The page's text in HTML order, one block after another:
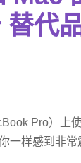
代
Pro）上
一样感到非常